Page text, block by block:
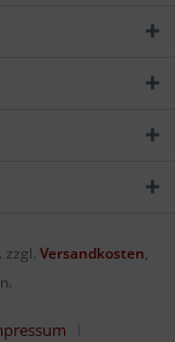
zzgl. Versandkosten,